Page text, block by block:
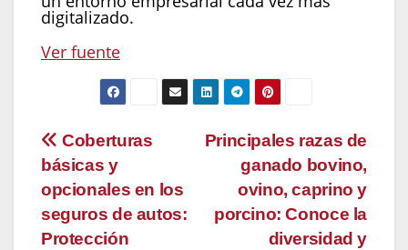
digitalizado.
Ver fuente
Navegación
de
entradas
Principales razas de
ganado bovino,
ovino, caprino y
porcino: Conoce la
diversidad y
Coberturas
básicas y
opcionales en los
seguros de autos:
Protección